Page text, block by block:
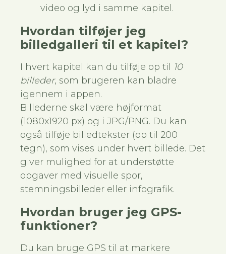
video og lyd i samme kapitel.
Hvordan tilføjer jeg
billedgalleri til et kapitel?
I hvert kapitel kan du tilføje op til
10
billeder, som brugeren kan bladre
igennem i appen.
Billederne skal være højformat
(1080x1920 px) og i JPG/PNG. Du kan
også tilføje billedtekster (op til 200
tegn), som vises under hvert billede. Det
giver mulighed for at understøtte
opgaver med visuelle spor,
stemningsbilleder eller infografik.
Hvordan bruger jeg GPS-
funktioner?
Du kan bruge GPS til at markere